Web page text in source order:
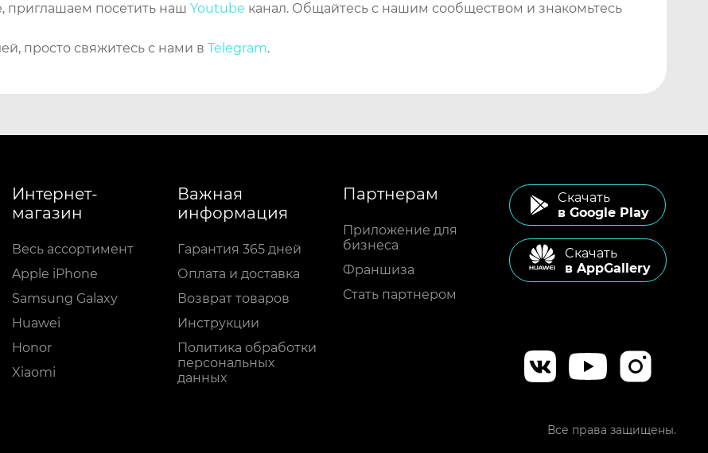
приглашаем посетить наш Youtube канал. Общайтесь с нашим сообществом и знакомьтесь
просто свяжитесь с нами в Telegram.
Интернет-
магазин
Весь ассортимент
Apple iPhone
Samsung Galaxy
Huawei
Honor
Xiaomi
Важная
информация
Гарантия 365 дней
Оплата и доставка
Возврат товаров
Инструкции
Политика обработки
персональных
данных
Партнерам
Приложение для
бизнеса
Франшиза
Стать партнером
Cкачать
в Google Play
Cкачать
в AppGallery
Все права защищены.